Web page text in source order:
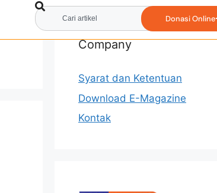
Donasi Online
Company
Syarat dan Ketentuan
Download E-Magazine
Kontak